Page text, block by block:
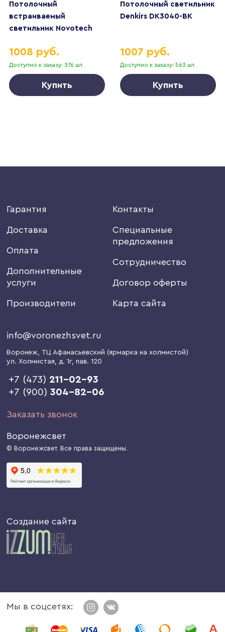
Потолочный
встраиваемый
светильник Novotech
Доступно к заказу: 376 шт.
1008 руб.
Купить
Потолочный светильник
Denkirs DK3040-BK
Доступно к заказу: 563 шт.
1007 руб.
Купить
Гарантия
Доставка
Оплата
Дополнительные
услуги
Производители
Контакты
Специальные
предложения
Сотрудничество
Договор оферты
Карта сайта
info@voronezhsvet.ru
Воронеж, ТЦ Афанасьевский (ярмарка на холмистой)
ул. Холмистая, д. 1г, пав. 120
+7 (473) 211-02-93
+7 (900)304-82-06
Заказать звонок
Воронежсвет
© Воронежсвет. Все права защищены.
Создание сайта
Мы в соцсетях: